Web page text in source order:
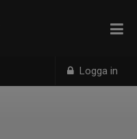
Logga in